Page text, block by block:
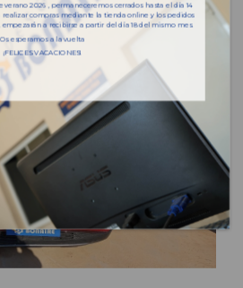
verano 2026 , permaneceremos cerrados hasta el día 14
realizar compras mediante la tienda online y los pedidos
a recibirse a partir del día 18 del mismo mes.
Os esperamos a la vuelta
¡FELICES VACACIONES!